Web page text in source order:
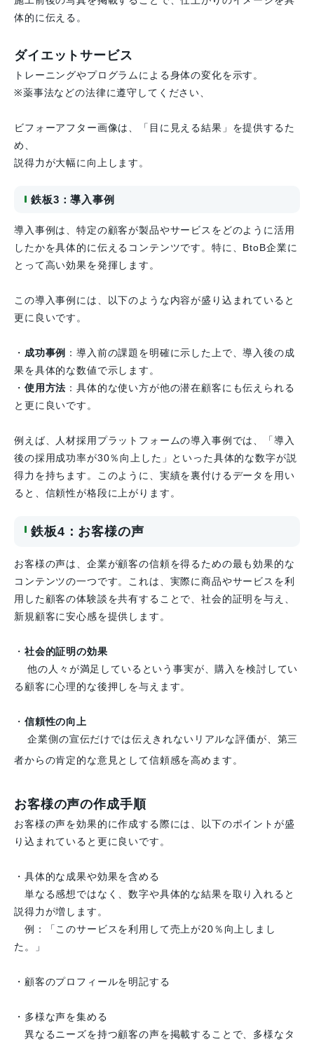
体的に伝える。
ダイエットサービス
トレーニングやプログラムによる身体の変化を示す。
※薬事法などの法律に遵守してください、
ビフォーアフター画像は、「目に見える結果」を提供するた
め、
説得力が大幅に向上します。
鉄板3：導入事例
導入事例は、特定の顧客が製品やサービスをどのように活用
したかを具体的に伝えるコンテンツです。特に、BtoB企業に
とって高い効果を発揮します。
この導入事例には、以下のような内容が盛り込まれていると
更に良いです。
・ 成功事例 ：導入前の課題を明確に示した上で、導入後の成
果を具体的な数値で示します。
・ 使用方法 ：具体的な使い方が他の潜在顧客にも伝えられる
と更に良いです。
例えば、人材採用プラットフォームの導入事例では、「導入
後の採用成功率が30％向上した」といった具体的な数字が説
得力を持ちます。このように、実績を裏付けるデータを用い
ると、信頼性が格段に上がります。
鉄板4：お客様の声
お客様の声は、企業が顧客の信頼を得るための最も効果的な
コンテンツの一つです。これは、実際に商品やサービスを利
用した顧客の体験談を共有することで、社会的証明を与え、
新規顧客に安心感を提供します。
・ 社会的証明の効果
他の人々が満足しているという事実が、購入を検討してい
る顧客に心理的な後押しを与えます。
・ 信頼性の向上
企業側の宣伝だけでは伝えきれないリアルな評価が、第三
者からの肯定的な意見として信頼感を高めます。
お客様の声の作成手順
お客様の声を効果的に作成する際には、以下のポイントが盛
り込まれていると更に良いです。
・具体的な成果や効果を含める
単なる感想ではなく、数字や具体的な結果を取り入れると
説得力が増します。
例：「このサービスを利用して売上が20％向上しまし
た。」
・顧客のプロフィールを明記する
・多様な声を集める
異なるニーズを持つ顧客の声を掲載することで、多様なタ